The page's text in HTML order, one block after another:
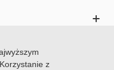
z